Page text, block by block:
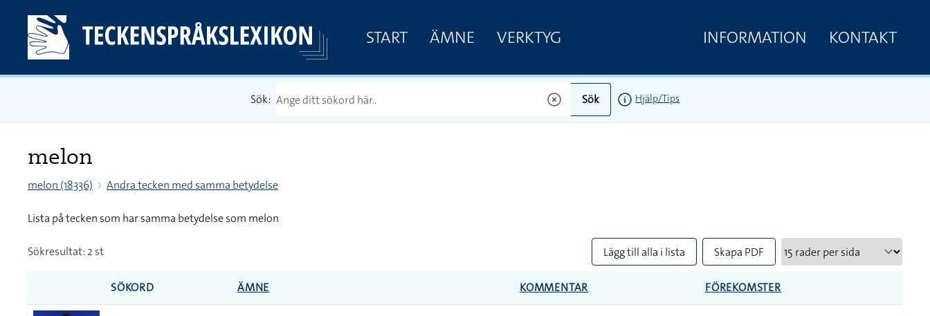
START ÄMNE VERKTYG INFORMATION KONTAKT
Sök: Sök Hjälp/Tips
melon
melon (18336) Andra tecken med samma betydelse
Lista på tecken som har samma betydelse som melon
Sökresultat: 2 st Lägg till alla i lista Skapa PDF
SÖKORD ÄMNE KOMMENTAR FÖREKOMSTER